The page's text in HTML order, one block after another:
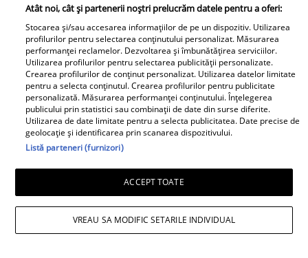
Atât noi, cât și partenerii noștri prelucrăm datele pentru a oferi:
Stocarea și/sau accesarea informațiilor de pe un dispozitiv. Utilizarea
profilurilor pentru selectarea conținutului personalizat. Măsurarea
performanței reclamelor. Dezvoltarea și îmbunătățirea serviciilor.
Utilizarea profilurilor pentru selectarea publicității personalizate.
Crearea profilurilor de conținut personalizat. Utilizarea datelor limitate
pentru a selecta conținutul. Crearea profilurilor pentru publicitate
personalizată. Măsurarea performanței conținutului. Înțelegerea
publicului prin statistici sau combinații de date din surse diferite.
Utilizarea de date limitate pentru a selecta publicitatea. Date precise de
geolocație și identificarea prin scanarea dispozitivului.
Listă parteneri (furnizori)
ACCEPT TOATE
VREAU SA MODIFIC SETARILE INDIVIDUAL